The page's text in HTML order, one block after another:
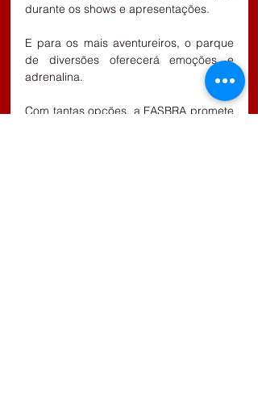
durante os shows e apresentações.
E para os mais aventureiros, o parque
de diversões oferecerá emoções e
adrenalina.
Com tantas opções, a FASBRA promete